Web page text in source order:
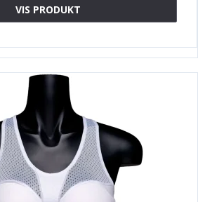
VIS PRODUKT